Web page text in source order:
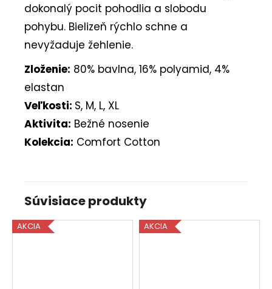
dokonalý pocit pohodlia a slobodu
pohybu. Bielizeň rýchlo schne a
nevyžaduje žehlenie.
Zloženie: 80% bavlna, 16% polyamid, 4%
elastan
Veľkosti: S, M, L, XL
Aktivita: Bežné nosenie
Kolekcia: Comfort Cotton
Súvisiace produkty
AKCIA AKCIA